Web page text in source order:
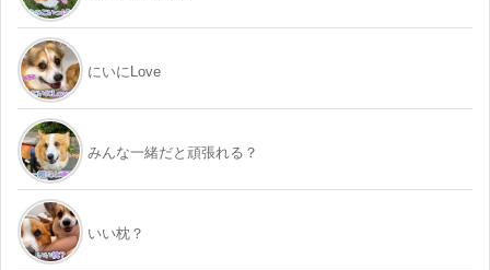
にいにLove
みんな一緒だと頑張れる？
いい枕？